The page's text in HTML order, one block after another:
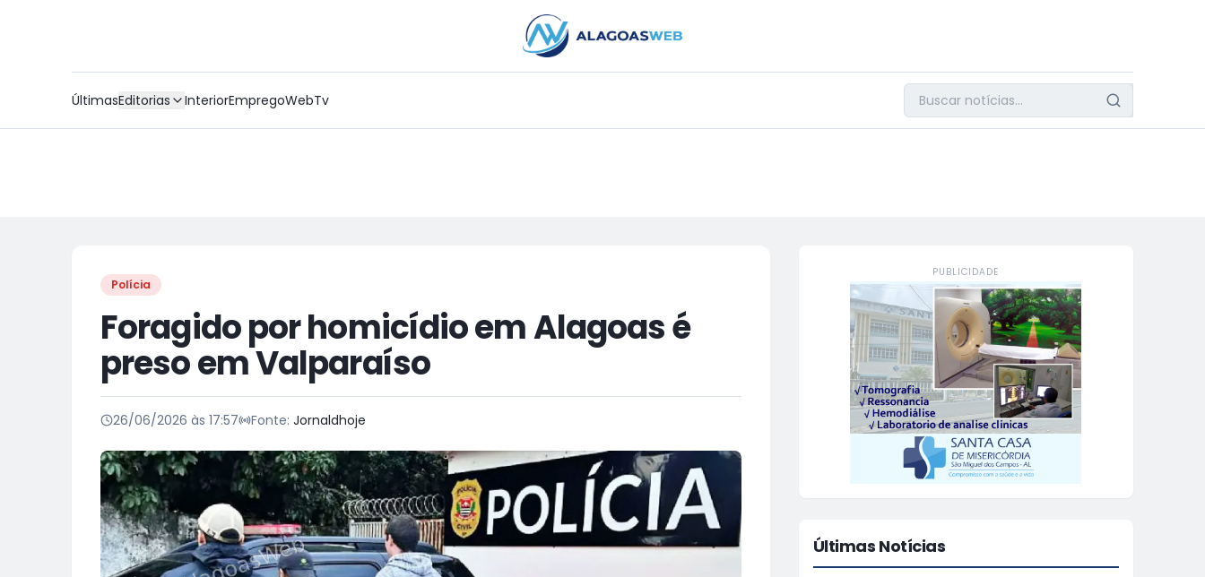
ÚltimasEditorias InteriorEmpregoWebTv
PUBLICIDADE
Polícia
Foragido por homicídio em Alagoas é
preso em Valparaíso
26/06/2026 às 17:57 Fonte: Jornaldhoje
PUBLICIDADE
Últimas Notícias